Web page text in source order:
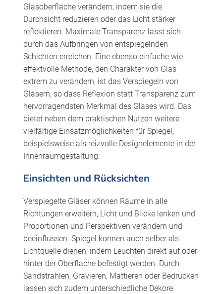
Glasoberfläche verändern, indem sie die
Durchsicht reduzieren oder das Licht stärker
reflektieren. Maximale Transparenz lässt sich
durch das Aufbringen von entspiegelnden
Schichten erreichen. Eine ebenso einfache wie
effektvolle Methode, den Charakter von Glas
extrem zu verändern, ist das Verspiegeln von
Gläsern, so dass Reflexion statt Transparenz zum
hervorragendsten Merkmal des Glases wird. Das
bietet neben dem praktischen Nutzen weitere
vielfältige Einsatzmöglichkeiten für Spiegel,
beispielsweise als reizvolle Designelemente in der
Innenraumgestaltung.
Einsichten und Rücksichten
Verspiegelte Gläser können Räume in alle
Richtungen erweitern, Licht und Blicke lenken und
Proportionen und Perspektiven verändern und
beeinflussen. Spiegel können auch selber als
Lichtquelle dienen, indem Leuchten direkt auf oder
hinter der Oberfläche befestigt werden. Durch
Sandstrahlen, Gravieren, Mattieren oder Bedrucken
lassen sich zudem unterschiedliche Dekore